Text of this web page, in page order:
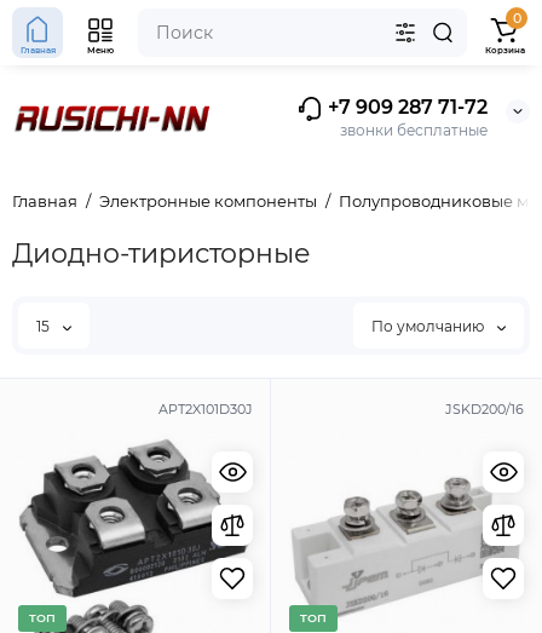
+7 909 287 71-72
звонки бесплатные
Главная Меню
0
Корзина
Главная Электронные компоненты Полупроводниковые
Диодно-тиристорные
15 По умолчанию
APT2X101D30J
TОП
JSKD200/16
TОП